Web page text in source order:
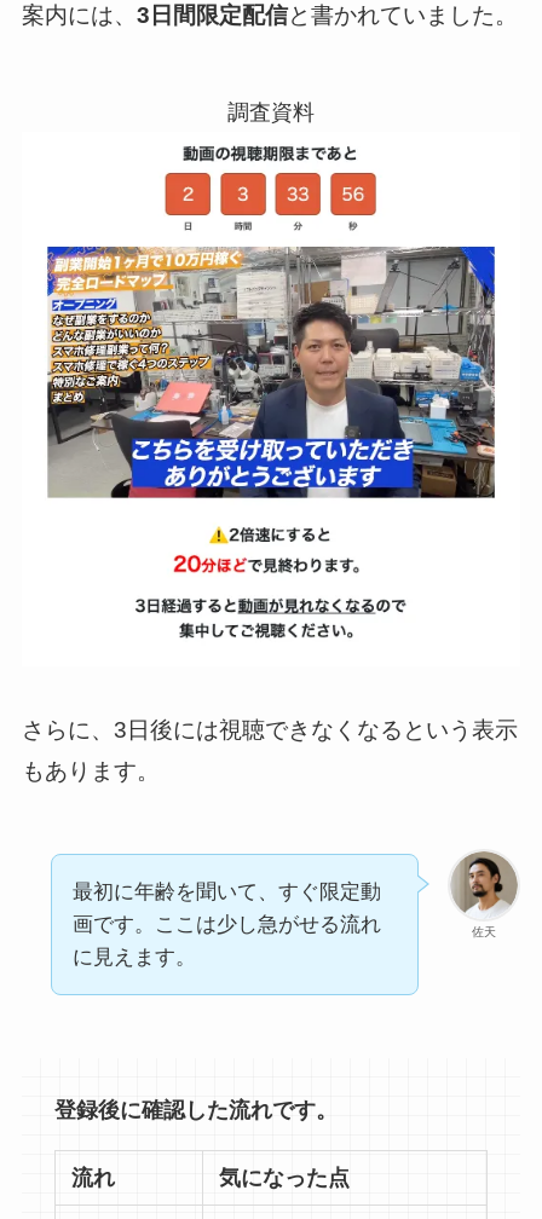
案内には、 3日間限定配信と書かれていました。
さらに、3日後には視聴できなくなるという表示
もあります。
佐天
最初に年齢を聞いて、すぐ限定動
画です。ここは少し急がせる流れ
に見えます。
登録後に確認した流れです。
流れ 気になった点